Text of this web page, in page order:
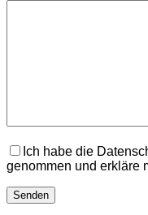
Ich habe die
genommen und erkläre